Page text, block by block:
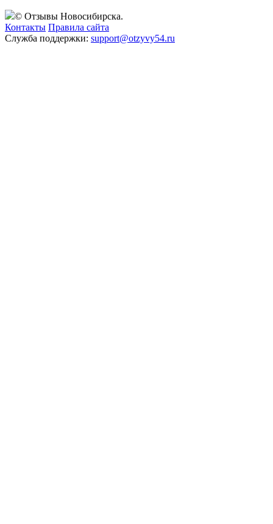
© Отзывы Новосибирска.
Контакты Правила сайта
Служба поддержки: support@otzyvy54.ru